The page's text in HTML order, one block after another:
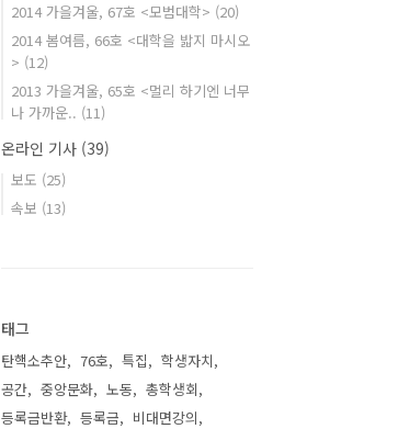
2014 가을겨울, 67호 <모범대학> (20)
2014 봄여름, 66호 <대학을 밟지 마시오
> (12)
2013 가을겨울, 65호 <멀리 하기엔 너무
나 가까운.. (11)
온라인 기사 (39)
보도 (25)
속보 (13)
태그
탄핵소추안 76호 특집
학생자치
공간
중앙문화 노동
총학생회
등록금반환
등록금
비대면강의